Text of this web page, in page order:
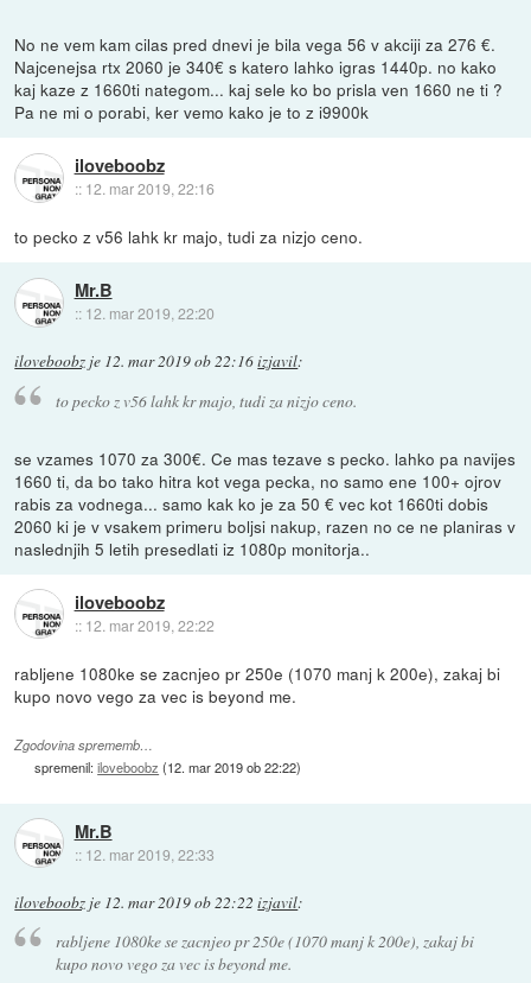
No ne vem kam cilas pred dnevi je bila vega 56 v akciji za 276 €.
Najcenejsa rtx 2060 je 340€ s katero lahko igras 1440p. no kako
kaj kaze z 1660ti nategom... kaj sele ko bo prisla ven 1660 ne ti ?
Pa ne mi o porabi, ker vemo kako je to z i9900k
iloveboobz
:: 12. mar 2019, 22:16
to pecko z v56 lahk kr majo, tudi za nizjo ceno.
Mr.B
:: 12. mar 2019, 22:20
iloveboobz je 12. mar 2019 ob 22:16izjavil:
to pecko z v56 lahk kr majo, tudi za nizjo ceno.
se vzames 1070 za 300€. Ce mas tezave s pecko. lahko pa navijes
1660 ti, da bo tako hitra kot vega pecka, no samo ene 100+ ojrov
rabis za vodnega... samo kak ko je za 50 € vec kot 1660ti dobis
2060 ki je v vsakem primeru boljsi nakup, razen no ce ne planiras v
naslednjih 5 letih presedlati iz 1080p monitorja..
iloveboobz
:: 12. mar 2019, 22:22
rabljene 1080ke se zacnjeo pr 250e (1070 manj k 200e), zakaj bi
kupo novo vego za vec is beyond me.
Zgodovina sprememb…
spremenil:iloveboobz (12. mar 2019 ob 22:22)
Mr.B
:: 12. mar 2019, 22:33
iloveboobz je 12. mar 2019 ob 22:22 izjavil:
rabljene 1080ke se zacnjeo pr 250e (1070 manj k 200e), zakaj bi
kupo novo vego za vec is beyond me.